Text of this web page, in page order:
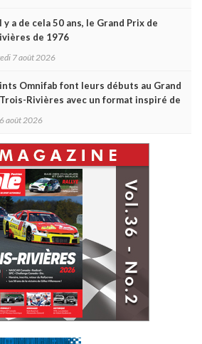
y a de cela 50 ans, le Grand Prix de
de 1976
7 août 2026
Omnifab font leurs débuts au Grand
Rivières avec un format inspiré de
août 2026